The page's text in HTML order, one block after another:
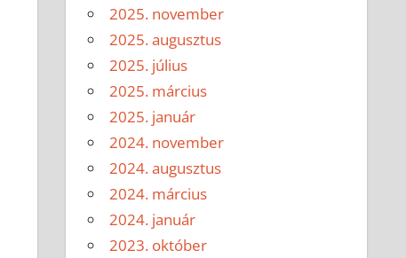
2025. november
2025. augusztus
2025. július
2025. március
2025. január
2024. november
2024. augusztus
2024. március
2024. január
2023. október